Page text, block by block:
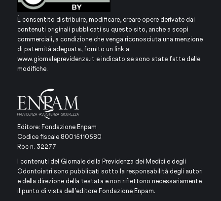
È consentito distribuire, modificare, creare opere derivate dai
contenuti originali pubblicati su questo sito, anche a scopi
commerciali, a condizione che venga riconosciuta una menzione
di paternità adeguata, fornito un link a
www.giornaleprevidenza.it e indicato se sono state fatte delle
modifiche.
Editore: Fondazione Enpam
Codice fiscale 80015110580
Roc n. 32277
I contenuti del Giornale della Previdenza dei Medici e degli
Odontoiatri sono pubblicati sotto la responsabilità degli autori
e della direzione della testata e non riflettono necessariamente
il punto di vista dell’editore Fondazione Enpam.